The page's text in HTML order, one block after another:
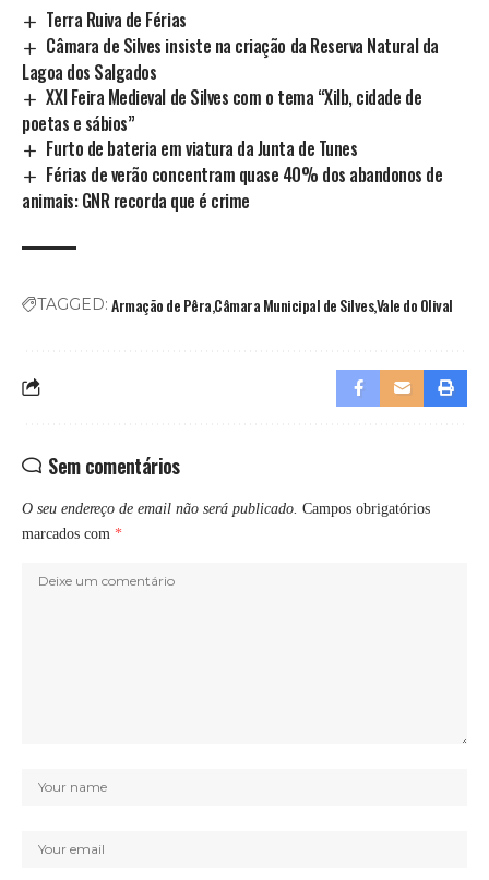
Terra Ruiva de Férias
Câmara de Silves insiste na criação da Reserva Natural da
Lagoa dos Salgados
XXI Feira Medieval de Silves com o tema “Xilb, cidade de
poetas e sábios”
Furto de bateria em viatura da Junta de Tunes
Férias de verão concentram quase 40% dos abandonos de
animais: GNR recorda que é crime
TAGGED: Armação de PêraCâmara Municipal de SilvesVale do Olival
Sem comentários
O seu endereço de email não será publicado. Campos obrigatórios
marcados com *